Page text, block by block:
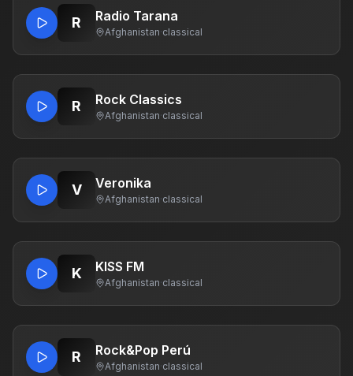
R Radio Tarana
Afghanistan·classical
R Rock Classics
Afghanistan·classical
V Veronika
Afghanistan·classical
K KISS FM
Afghanistan·classical
R Rock&Pop Perú
Afghanistan·classical